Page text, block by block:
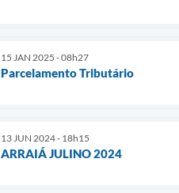
15 JAN 2025 - 08h27
Parcelamento Tributário
13 JUN 2024 - 18h15
ARRAIÁ JULINO 2024